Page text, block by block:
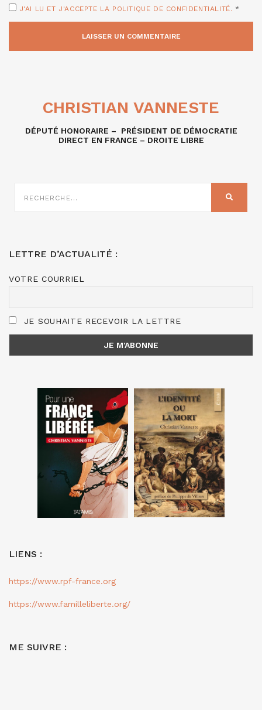
J'AI LU ET J'ACCEPTE LA POLITIQUE DE CONFIDENTIALITÉ. *
CHRISTIAN VANNESTE
DÉPUTÉ HONORAIRE – PRÉSIDENT DE DÉMOCRATIE
DIRECT EN FRANCE – DROITE LIBRE
SUR
LETTRE D’ACTUALITÉ :
VOTRE COURRIEL
JE SOUHAITE RECEVOIR LA LETTRE
LIENS :
https://www.rpf-france.org
https://www.familleliberte.org/
ME SUIVRE :